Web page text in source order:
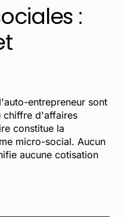
:
entrepreneur sont
chiffre d'affaires
constitue la
micro-social. Aucun
aucune cotisation